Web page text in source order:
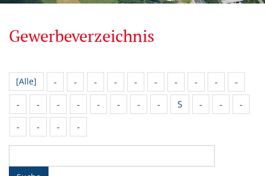
Gewerbeverzeichnis
[Alle] - - - - - - - - -
-
-
- - - - - - - S - -
-
-
- - -